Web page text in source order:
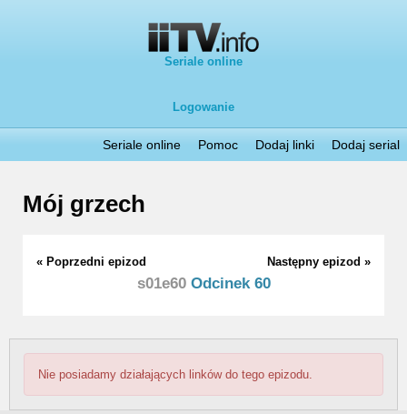
Seriale online
Logowanie
Seriale online Pomoc Dodaj linki Dodaj serial
Mój grzech
« Poprzedni epizod Następny epizod »
s01e60Odcinek 60
Nie posiadamy działających linków do tego epizodu.